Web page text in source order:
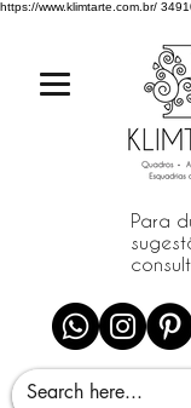
https://www.klimtarte.com.br/
Para